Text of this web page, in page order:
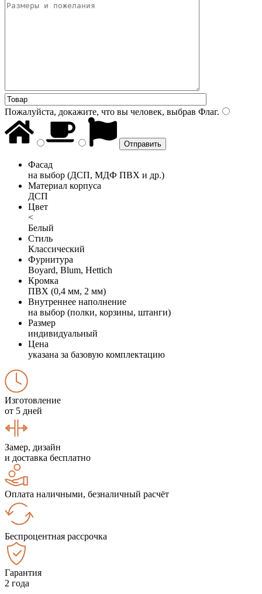
Пожалуйста, докажите, что вы человек, выбрав Флаг.
Фасад
на выбор (ДСП, МДФ ПВХ и др.)
Материал корпуса
ДСП
Цвет
<
Белый
Стиль
Классический
Фурнитура
Boyard, Blum, Hettich
Кромка
ПВХ (0,4 мм, 2 мм)
Внутреннее наполнение
на выбор (полки, корзины, штанги)
Размер
индивидуальный
Цена
указана за базовую комплектацию
Изготовление
от 5 дней
Замер, дизайн
и доставка бесплатно
Оплата наличными, безналичный расчёт
Беспроцентная рассрочка
Гарантия
2 года